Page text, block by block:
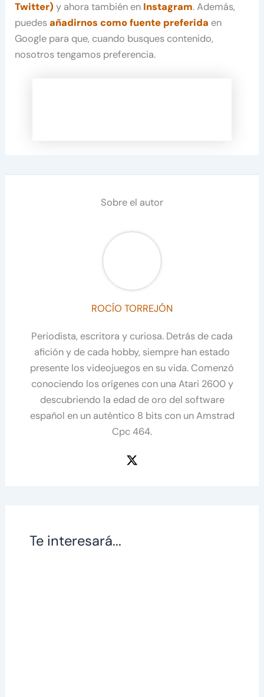
Twitter) y ahora también en Instagram. Además,
puedesañadirnos como fuente preferida en
Google para que, cuando busques contenido,
nosotros tengamos preferencia.
Sobre el autor
ROCÍO TORREJÓN
Periodista, escritora y curiosa. Detrás de cada
afición y de cada hobby, siempre han estado
presente los videojuegos en su vida. Comenzó
conociendo los orígenes con una Atari 2600 y
descubriendo la edad de oro del software
español en un auténtico 8 bits con un Amstrad
Cpc 464.
Te interesará...